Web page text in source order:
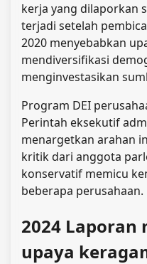
kerja yang dilaporkan
terjadi setelah
2020 menyebabkan
mendiversifikasi
menginvestasikan
Program DEI
Perintah eksekutif
menargetkan arahan
kritik dari anggota
konservatif memicu
beberapa perusahaan.
2024
upaya